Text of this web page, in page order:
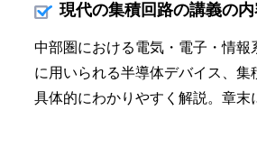
現代の集積回路の講義の
中部圏における電気・電子・情
に用いられる半導体デバイス、
具体的にわかりやすく解説。章末